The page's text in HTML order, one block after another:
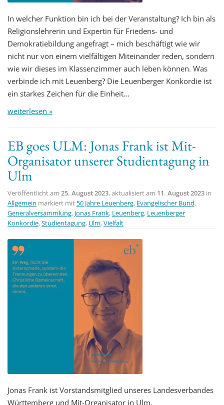
In welcher Funktion bin ich bei der Veranstaltung? Ich bin als
Religionslehrerin und Expertin für Friedens- und
Demokratiebildung angefragt – mich beschäftigt wie wir
nicht nur von einem vielfältigen Miteinander reden, sondern
wie wir dieses im Klassenzimmer auch leben können. Was
verbinde ich mit Leuenberg? Die Leuenberger Konkordie ist
ein starkes Zeichen für die Einheit…
weiterlesen »
EB goes ULM: Jonas Frank ist Mit-
Organisator unserer Studientagung in
Ulm
Veröffentlicht am 25. August 2023, aktualisiert am 11. August 2023 in
Allgemein markiert mit 50 Jahre Leuenberg, Evangelischer Bund,
Generalversammlung, Jonas Frank, Leuenberg, Leuenberger
Konkordie,Studientagung, Ulm,Vielfalt
Jonas Frank ist Vorstandsmitglied unseres Landesverbandes
Württemberg und Mit-Organisator in Ulm.